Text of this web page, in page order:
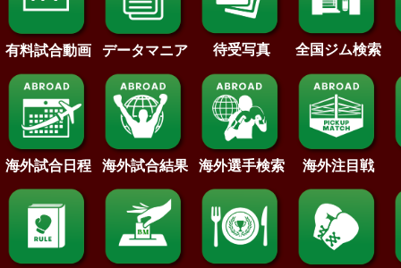
有料試合動画 データマニア 待受写真 全国ジム検索
海外試合日程 海外試合結果 海外選手検索 海外注目戦